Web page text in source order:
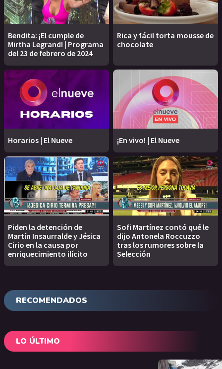
Bendita: ¡El cumple de
Mirtha Legrand! | Programa
del 23 de febrero de 2024
Rica y fácil torta mousse de
chocolate
Horarios | El Nueve ¡En vivo! | El Nueve
Piden la detención de
Martín Insaurralde y Jésica
Cirio en la causa por
enriquecimiento ilícito
Sofi Martínez contó qué le
dijo Antonela Roccuzzo
tras los rumores sobre la
Selección
RECOMENDADOS
LO ÚLTIMO